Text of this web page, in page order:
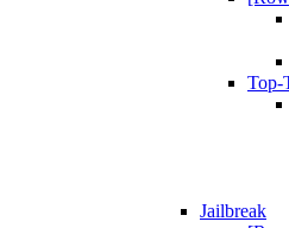
Top-
Jailbreak